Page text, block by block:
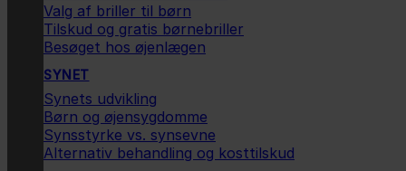
Valg af briller til børn
Tilskud og gratis børnebriller
Besøget hos øjenlægen
SYNET
Synets udvikling
Børn og øjensygdomme
Synsstyrke vs. synsevne
Alternativ behandling og kosttilskud